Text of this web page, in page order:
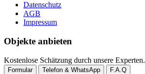
Datenschutz
AGB
Impressum
Objekte anbieten
Kostenlose Schätzung durch unsere Experten.
Formular Telefon & WhatsApp F.A.Q